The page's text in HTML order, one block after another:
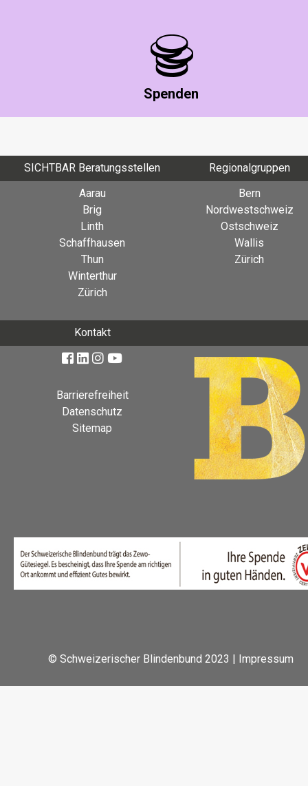
Spenden
SICHTBAR Beratungsstellen
Aarau
Brig
Linth
Schaffhausen
Thun
Winterthur
Zürich
Regionalgruppen
Bern
Nordwestschweiz
Ostschweiz
Wallis
Zürich
Kontakt
Barrierefreiheit
Datenschutz
Sitemap
© Schweizerischer Blindenbund 2023 | Impressum